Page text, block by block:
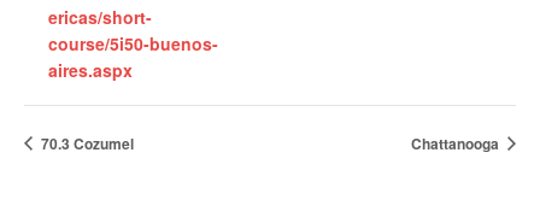
ericas/short-
course/5i50-buenos-
aires.aspx
70.3 Cozumel Chattanooga